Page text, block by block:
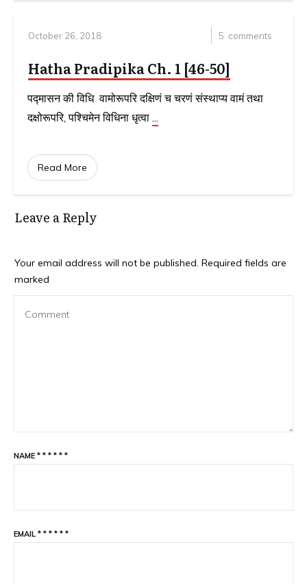
October 26, 2018 5 comments
Hatha Pradipika Ch. 1 [46-50]
पद्मासन की विधि वामोरूपरि दक्षिणं च चरणं संस्थाप्य वामं तथा
दक्षोरूपरि, पश्चिमेन विधिना धृत्वा ...
Read More
Leave a Reply
Your email address will not be published. Required fields are
marked
NAME * * * * * *
EMAIL * * * * * *